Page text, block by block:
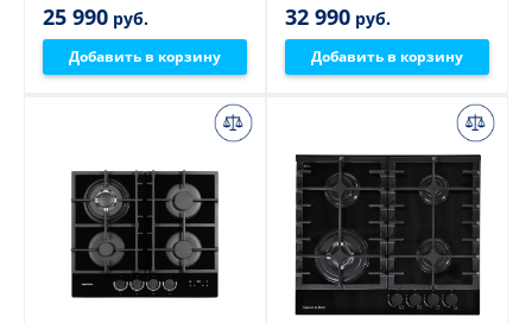
25 990 руб.
Добавить в корзину
32 990 руб.
Добавить в корзину